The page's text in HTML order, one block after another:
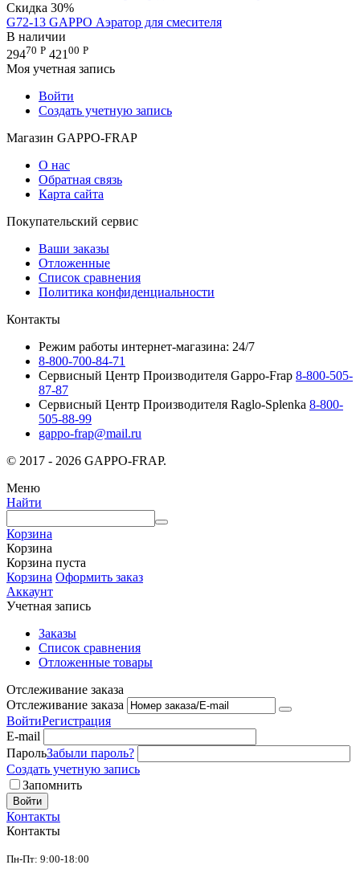
Скидка 30%
G72-13 GAPPO Аэратор для смесителя
В наличии
29470 Р 42100 Р
Моя учетная запись
Войти
Создать учетную запись
Магазин GAPPO-FRAP
О нас
Обратная связь
Карта сайта
Покупательский сервис
Ваши заказы
Отложенные
Список сравнения
Политика конфиденциальности
Контакты
Режим работы интернет-магазина: 24/7
8-800-700-84-71
Сервисный Центр Производителя Gappo-Frap 8-800-505-
87-87
Сервисный Центр Производителя Raglo-Splenka 8-800-
505-88-99
gappo-frap@mail.ru
© 2017 - 2026 GAPPO-FRAP.
Меню
Найти
Корзина
Корзина
Корзина пуста
Корзина Оформить заказ
Аккаунт
Учетная запись
Заказы
Список сравнения
Отложенные товары
Отслеживание заказа
Отслеживание заказа
ВойтиРегистрация
E-mail
ПарольЗабыли пароль?
Создать учетную запись
Запомнить
Войти
Контакты
Контакты
Пн-Пт: 9:00-18:00